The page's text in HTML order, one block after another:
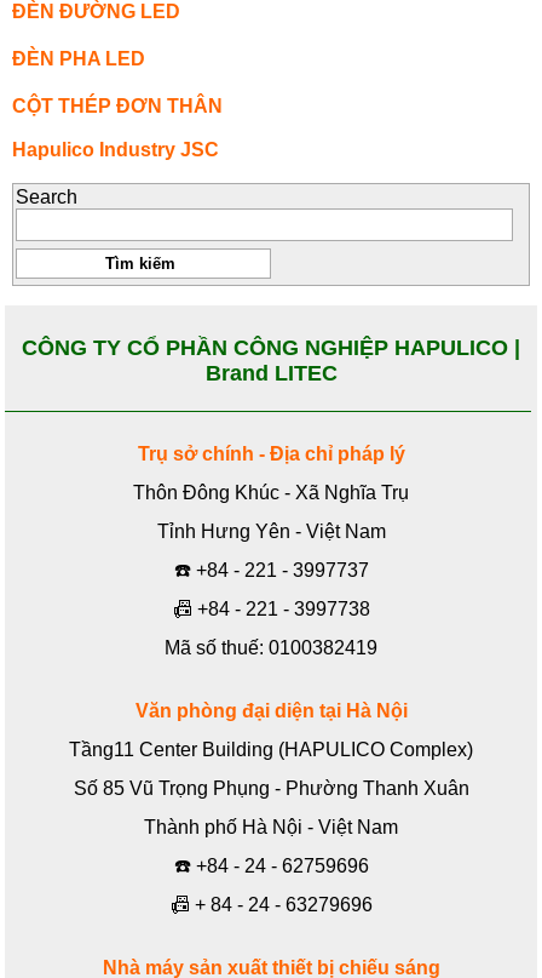
ĐÈN ĐƯỜNG LED
ĐÈN PHA LED
CỘT THÉP ĐƠN THÂN
Hapulico Industry JSC
Search
CÔNG TY CỔ PHẦN CÔNG NGHIỆP HAPULICO |
Brand LITEC
Trụ sở chính - Địa chỉ pháp lý
Thôn Đông Khúc - Xã Nghĩa Trụ
Tỉnh Hưng Yên - Việt Nam
☎️ +84 - 221 - 3997737
📠 +84 - 221 - 3997738
Mã số thuế: 0100382419
Văn phòng đại diện tại Hà Nội
Tầng11 Center Building (HAPULICO Complex)
Số 85 Vũ Trọng Phụng - Phường Thanh Xuân
Thành phố Hà Nội - Việt Nam
☎️ +84 - 24 - 62759696
📠 + 84 - 24 - 63279696
Nhà máy sản xuất thiết bị chiếu sáng